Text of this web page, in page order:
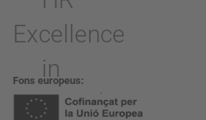
Fons europeus